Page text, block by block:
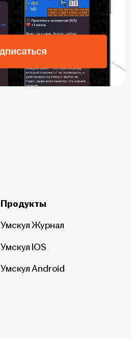
Продукты
Умскул Журнал
Умскул IOS
Умскул Android